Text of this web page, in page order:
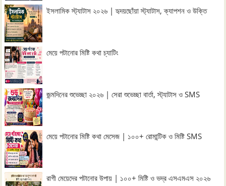
ইসলামিক স্ট্যাটাস ২০২৬ | হৃদয়ছোঁয়া স্ট্যাটাস, ক্যাপশন ও উক্তি
মেয়ে পটানোর মিষ্টি কথা চ্যাটিং
জন্মদিনের শুভেচ্ছা ২০২৬ | সেরা শুভেচ্ছা বার্তা, স্ট্যাটাস ও SMS
মেয়ে পটানোর মিষ্টি কথা মেসেজ | ১০০+ রোমান্টিক ও মিষ্টি SMS
রাগী মেয়েদের পটানোর উপায় | ১০০+ মিষ্টি ও ভদ্র এসএমএস ২০২৬